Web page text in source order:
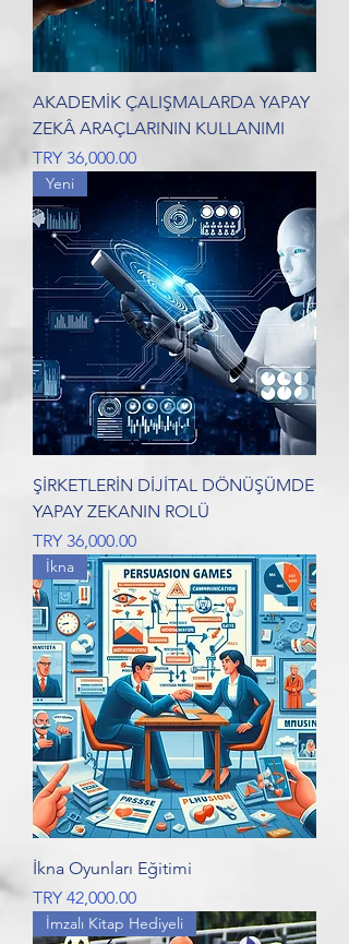
AKADEMİK ÇALIŞMALARDA YAPAY
ZEKÂ ARAÇLARININ KULLANIMI
Price
TRY 36,000.00
Yeni
ŞİRKETLERİN DİJİTAL DÖNÜŞÜMDE
YAPAY ZEKANIN ROLÜ
Price
TRY 36,000.00
İkna
İkna Oyunları Eğitimi
Price
TRY 42,000.00
İmzalı Kitap Hediyeli